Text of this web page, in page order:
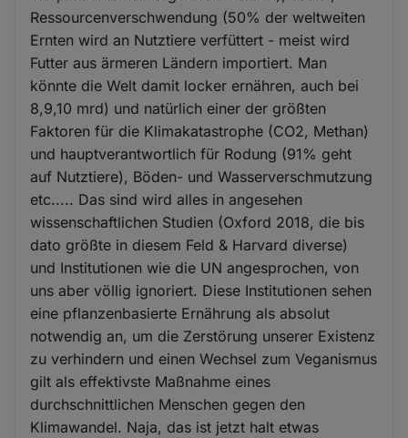
Ressourcenverschwendung (50% der weltweiten
Ernten wird an Nutztiere verfüttert - meist wird
Futter aus ärmeren Ländern importiert. Man
könnte die Welt damit locker ernähren, auch bei
8,9,10 mrd) und natürlich einer der größten
Faktoren für die Klimakatastrophe (CO2, Methan)
und hauptverantwortlich für Rodung (91% geht
auf Nutztiere), Böden- und Wasserverschmutzung
etc..... Das sind wird alles in angesehen
wissenschaftlichen Studien (Oxford 2018, die bis
dato größte in diesem Feld & Harvard diverse)
und Institutionen wie die UN angesprochen, von
uns aber völlig ignoriert. Diese Institutionen sehen
eine pflanzenbasierte Ernährung als absolut
notwendig an, um die Zerstörung unserer Existenz
zu verhindern und einen Wechsel zum Veganismus
gilt als effektivste Maßnahme eines
durchschnittlichen Menschen gegen den
Klimawandel. Naja, das ist jetzt halt etwas